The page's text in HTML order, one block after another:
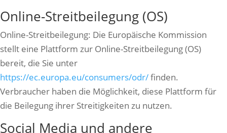
Online-Streitbeilegung (OS)
Online-Streitbeilegung: Die Europäische Kommission
stellt eine Plattform zur Online-Streitbeilegung (OS)
bereit, die Sie unter
https://ec.europa.eu/consumers/odr/finden.
Verbraucher haben die Möglichkeit, diese Plattform für
die Beilegung ihrer Streitigkeiten zu nutzen.
Social Media und andere